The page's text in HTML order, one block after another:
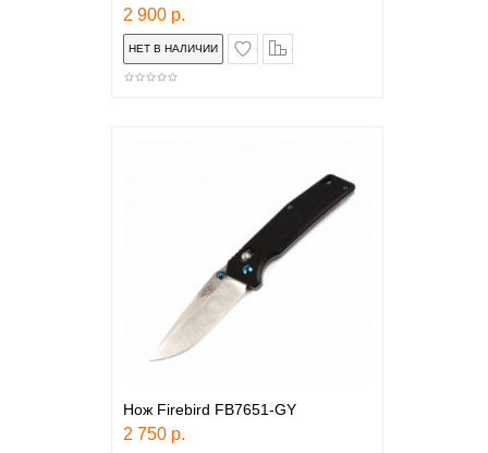
2 900 р.
в закладки
Нож Firebird FB7651-GY
2 750 р.